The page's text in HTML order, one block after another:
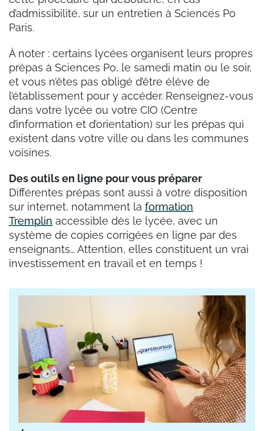
d’admissibilité, sur un entretien à Sciences Po
Paris.
À noter : certains lycées organisent leurs propres
prépas à Sciences Po, le samedi matin ou le soir,
et vous n’êtes pas obligé d’être élève de
l’établissement pour y accéder. Renseignez-vous
dans votre lycée ou votre CIO (Centre
d’information et d’orientation) sur les prépas qui
existent dans votre ville ou dans les communes
voisines.
Des outils en ligne pour vous préparer
Différentes prépas sont aussi à votre disposition
sur internet, notamment la formation
Tremplin accessible dès le lycée, avec un
système de copies corrigées en ligne par des
enseignants… Attention, elles constituent un vrai
investissement en travail et en temps !